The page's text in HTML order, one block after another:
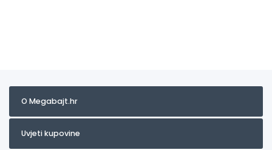
O Megabajt.hr
Uvjeti kupovine